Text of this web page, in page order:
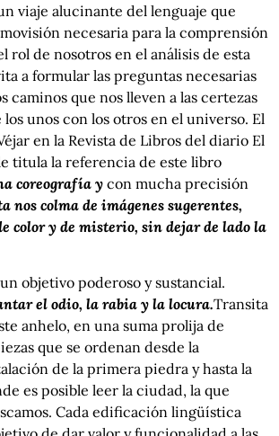
viaje alucinante del lenguaje que
necesaria para la comprensión
rol de nosotros en el análisis de esta
a formular las preguntas necesarias
caminos que nos lleven a las certezas
unos con los otros en el universo. El
en la Revista de Libros del diario El
titula la referencia de este libro
coreografía ycon mucha precisión
nos colma de imágenes sugerentes,
color y de misterio, sin dejar de lado la
objetivo poderoso y sustancial.
el odio, la rabia y la locura.Transita
anhelo, en una suma prolija de
que se ordenan desde la
de la primera piedra y hasta la
es posible leer la ciudad, la que
Cada edificación lingüística